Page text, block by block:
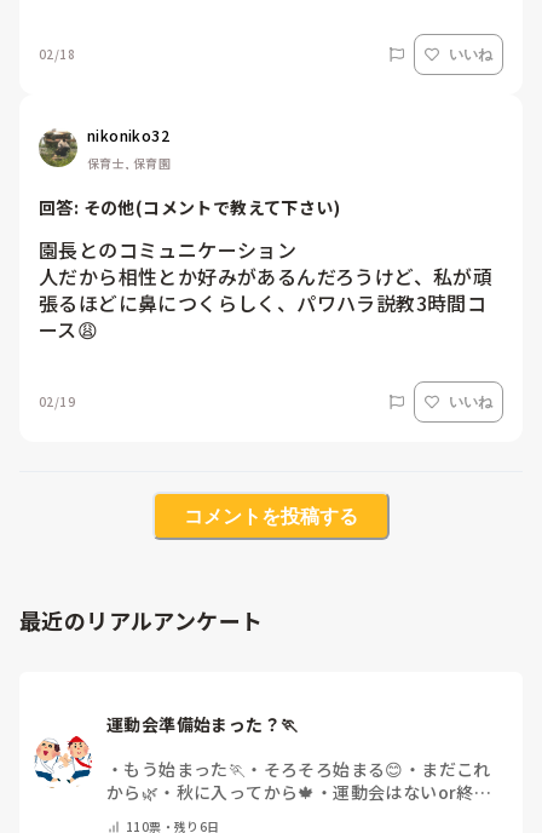
02/18 いいね
nikoniko32
保育士, 保育園
回答: その他(コメントで教えて下さい)
園長とのコミュニケーション
人だから相性とか好みがあるんだろうけど、私が頑
張るほどに鼻につくらしく、パワハラ説教3時間コ
ース😩
02/19 いいね
コメントを投稿する
最近のリアルアンケート
運動会準備始まった？🏃
・ もう始まった🏃 ・ そろそろ始まる😊 ・ まだこれ
から🌿 ・ 秋に入ってから🍁 ・運動会はないor終わ
った✨
その他(コメントで教えてください)
110票・残り6日